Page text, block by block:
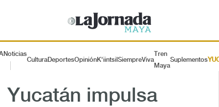
Noticias
CulturaDeportesOpiniónK'iintsil SiempreViva
Tren
Maya
Suplementos
Yucatán impulsa